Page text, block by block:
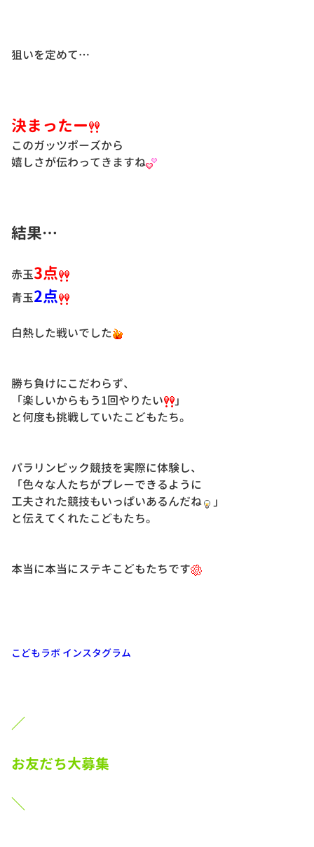
狙いを定めて…
決まったー
このガッツポーズから
嬉しさが伝わってきますね
結果…
赤玉3点
青玉2点
白熱した戦いでした
勝ち負けにこだわらず、
「楽しいからもう1回やりたい
」
と何度も挑戦していたこどもたち。
パラリンピック競技を実際に体験し、
「色々な人たちがプレーできるように
工夫された競技もいっぱいあるんだね
」
と伝えてくれたこどもたち。
本当に本当にステキこどもたちです
こどもラボ インスタグラム
／
お友だち大募集
＼